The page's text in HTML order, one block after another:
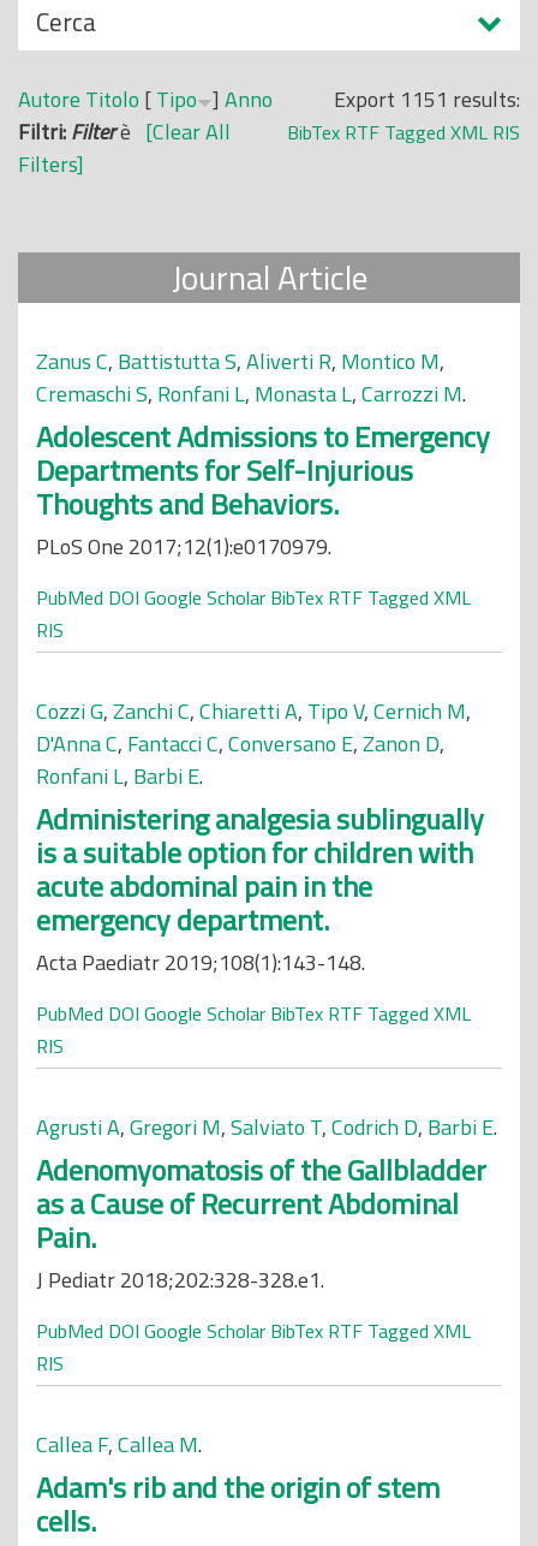
N
a
s
c
o
n
i
Cerca
Export 1151 results:
BibTex RTF Tagged XML RIS
Autore Titolo [Tipo ] Anno
Filtri:Filterè [Clear All
Filters]
Journal Article
Zanus C, Battistutta S,Aliverti R, Montico M,
Cremaschi S, Ronfani L, Monasta L,Carrozzi M.
Adolescent Admissions to Emergency
Departments for Self-Injurious
Thoughts and Behaviors.
PLoS One 2017;12(1):e0170979.
PubMed DOI Google Scholar BibTex RTF Tagged XML
RIS
Cozzi G,Zanchi C,Chiaretti A, Tipo V,Cernich M,
D'Anna C, Fantacci C,Conversano E,Zanon D,
Ronfani L, Barbi E.
Administering analgesia sublingually
is a suitable option for children with
acute abdominal pain in the
emergency department.
Acta Paediatr 2019;108(1):143-148.
PubMed DOI Google Scholar BibTex RTF Tagged XML
RIS
Agrusti A,Gregori M,Salviato T,Codrich D, Barbi E.
Adenomyomatosis of the Gallbladder
as a Cause of Recurrent Abdominal
Pain.
J Pediatr 2018;202:328-328.e1.
PubMed DOI Google Scholar BibTex RTF Tagged XML
RIS
Callea F,Callea M.
Adam's rib and the origin of stem
cells.